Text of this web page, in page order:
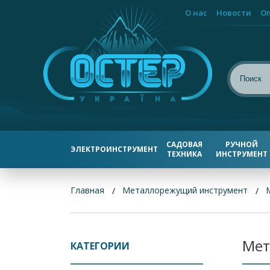
О нас Новости
ЭЛЕКТРОИНСТРУМЕНТ
САДОВАЯ
ТЕХНИКА
РУЧНОЙ
ИНСТРУМЕНТ
Главная Металлорежущий инструмент
КАТЕГОРИИ